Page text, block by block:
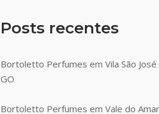
Posts recentes
Bortoletto Perfumes em Vila São José
GO
Bortoletto Perfumes em Vale do